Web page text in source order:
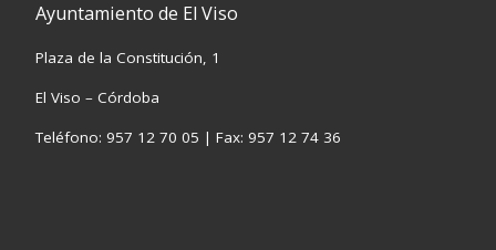
Ayuntamiento de El Viso
Plaza de la Constitución, 1
El Viso – Córdoba
Teléfono: 957 12 70 05 | Fax: 957 12 74 36